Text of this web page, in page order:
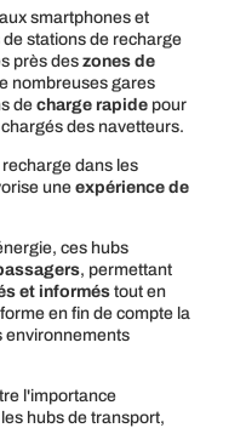
smartphones et
stations de recharge
près des zones de
nombreuses gares
de charge rapidepour
des navetteurs.
dans les
uneexpérience de
ces hubs
, permettant
et informéstout en
en fin de compte la
environnements
l'importance
hubs de transport,